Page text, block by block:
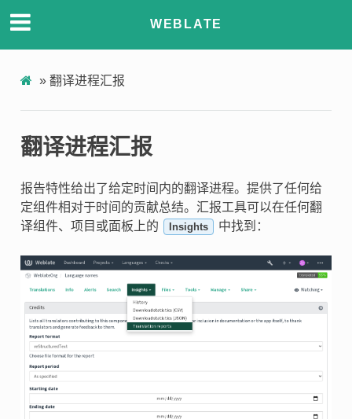
WEBLATE
» 翻译进程汇报
翻译进程汇报
报告特性给出了给定时间内的翻译进程。提供了任何给
定组件相对于时间的贡献总结。汇报工具可以在任何翻
译组件、项目或面板上的
Insights 中找到：